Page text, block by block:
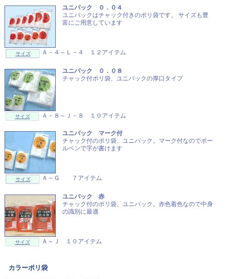
ユニパック ０．０４
ユニパックはチャック付きのポリ袋です。 サイズも豊
富にご用意しています
サイズ Ａ－４～Ｌ－４ １２アイテム
ユニパック ０．０８
チャック付ポリ袋、ユニパックの厚口タイプ
サイズ Ａ－８～Ｊ－８ １０アイテム
ユニパック マーク付
チャック付のポリ袋、ユニパック。マーク付なのでボー
ルペンで字が書けます
サイズ Ａ～Ｇ ７アイテム
ユニパック 赤
チャック付のポリ袋、ユニパック。赤色着色なので中身
の識別に最適
サイズ Ａ～Ｊ １０アイテム
カラーポリ袋